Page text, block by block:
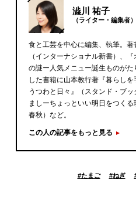
澁川 祐子
（ライター・編集者）
食と工芸を中心に編集、執筆。著
（インターナショナル新書）、
の謎ー人気メニュー誕生ものが
した書籍に山本教行著『暮らし
うつわと日々』（スタンド・ブ
ましーちょっといい明日をつく
春秋）など。
この人の記事をもっと見る
#たまご #ねぎ